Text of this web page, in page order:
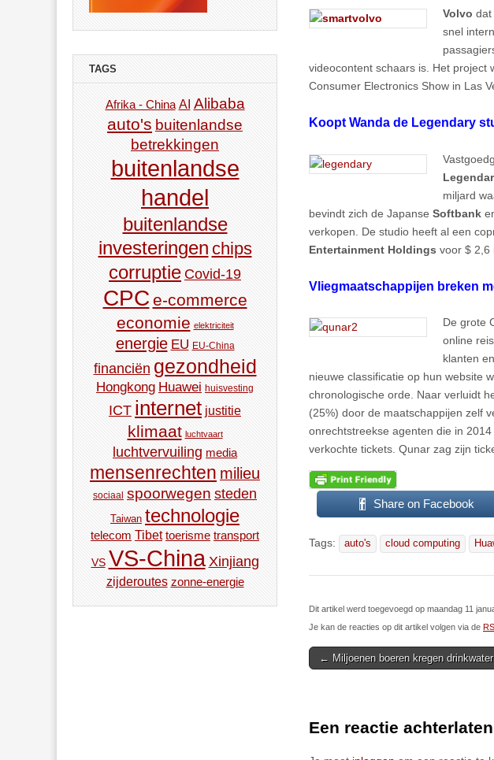
Volvo dat
snel
videocontent schaars is. Het project
Consumer Electronics Show in Las
Koopt Wanda de Legendary
miljard
bevindt zich de Japanse Softbank
verkopen. De studio heeft al een
Entertainment Holdings voor $ 2,6
Vliegmaatschappijen breken
De grote
online
klanten
nieuwe classificatie op hun website
chronologische orde. Naar verluidt
(25%) door de maatschappijen zelf
onrechtstreekse agenten die in
verkochte tickets. Qunar zag zijn
Share on Facebook
Tags: auto's cloud computing
Dit artikel werd toegevoegd op maandag 11
Je kan de reacties op dit artikel volgen via de
Post
← Miljoenen boeren kregen
Een reactie achterlaten
TAGS
Afrika - China AI Alibaba
auto's buitenlandse
betrekkingen
buitenlandse
handel
buitenlandse
investeringen chips
corruptie Covid-19
CPC e-commerce
economie elektriciteit
energie EU EU-China
financiën gezondheid
Hongkong Huawei huisvesting
ICT internet justitie
klimaat luchtvaart
luchtvervuiling media
mensenrechten milieu
sociaal spoorwegen steden
Taiwan technologie
telecom Tibet toerisme transport
VS VS-China Xinjiang
zijderoutes zonne-energie